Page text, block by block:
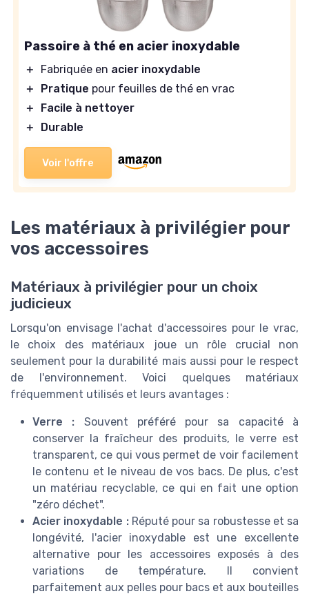
Passoire à thé en acier inoxydable
＋ Fabriquée en acier inoxydable
＋
Pratique pour feuilles de thé en vrac
＋
Facile à nettoyer
＋
Durable
Voir l'offre
Les matériaux à privilégier pour
vos accessoires
Matériaux à privilégier pour un choix
judicieux
Lorsqu'on envisage l'achat d'accessoires pour le vrac,
le choix des matériaux joue un rôle crucial non
seulement pour la durabilité mais aussi pour le respect
de l'environnement. Voici quelques matériaux
fréquemment utilisés et leurs avantages :
Verre : Souvent préféré pour sa capacité à
conserver la fraîcheur des produits, le verre est
transparent, ce qui vous permet de voir facilement
le contenu et le niveau de vos bacs. De plus, c'est
un matériau recyclable, ce qui en fait une option
"zéro déchet".
Acier inoxydable :Réputé pour sa robustesse et sa
longévité, l'acier inoxydable est une excellente
alternative pour les accessoires exposés à des
variations de température. Il convient
parfaitement aux pelles pour bacs et aux bouteilles